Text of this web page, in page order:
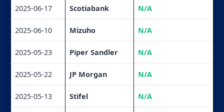
2025-06-17 Scotiabank N/A
2025-06-10 Mizuho N/A
2025-05-23 Piper Sandler N/A
2025-05-22 JP Morgan N/A
2025-05-13 Stifel N/A